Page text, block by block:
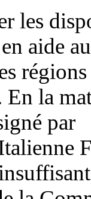
les
aide
En la
par